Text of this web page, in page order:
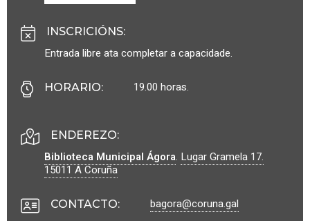
INSCRICIÓNS:
Entrada libre ata completar a capacidade.
HORARIO: 19.00 horas.
ENDEREZO:
Biblioteca Municipal Ágora. Lugar Gramela 17.
15011A Coruña
CONTACTO:
bagora@coruna.gal